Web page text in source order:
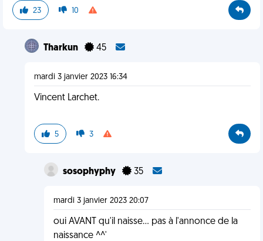
23 10
Tharkun 45
mardi 3 janvier 2023 16:34
Vincent Larchet.
5 3
sosophyphy 35
mardi 3 janvier 2023 20:07
oui AVANT qu'il naisse... pas à l'annonce de la
naissance ^^'